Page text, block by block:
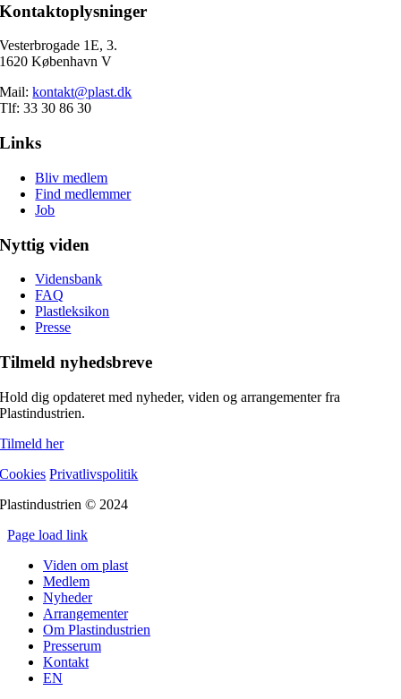
Kontaktoplysninger
Vesterbrogade 1E, 3.
1620 København V
Mail:kontakt@plast.dk
Tlf: 33 30 86 30
Links
Bliv medlem
Find medlemmer
Job
Nyttig viden
Vidensbank
FAQ
Plastleksikon
Presse
Tilmeld nyhedsbreve
Hold dig opdateret med nyheder, viden og arrangementer fra
Plastindustrien.
Tilmeld her
Cookies Privatlivspolitik
Plastindustrien © 2024
Page load link
Viden om plast
Medlem
Nyheder
Arrangementer
Om Plastindustrien
Presserum
Kontakt
EN